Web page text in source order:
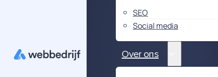
SEO
Social media
Over ons